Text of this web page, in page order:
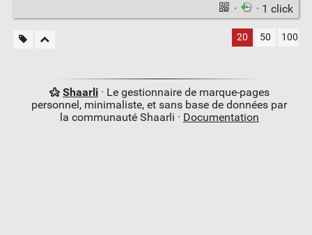
· · 1 click
20 50 100
Shaarli· Le gestionnaire de marque-pages
personnel, minimaliste, et sans base de données par
la communauté Shaarli · Documentation